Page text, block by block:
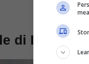
di Luciano